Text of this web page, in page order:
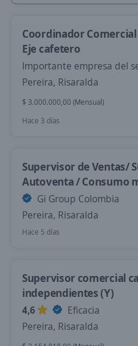
Coordinador
Eje cafetero
Importante empresa del
Pereira, Risaralda
$ 3.000.000,00 (Mensual)
Hace 3 días
Supervisor de Ventas/
Autoventa / Consumo
Gi Group Colombia
Pereira, Risaralda
Hace 5 días
Supervisor comercial
independientes (Y)
4,6
Eficacia
Pereira, Risaralda